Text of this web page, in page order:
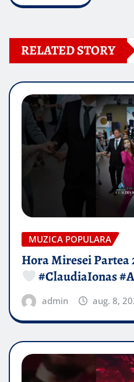
RELATED STORY
MUZICA POPULARA
Hora Miresei Partea
#ClaudiaIonas
admin aug. 8,